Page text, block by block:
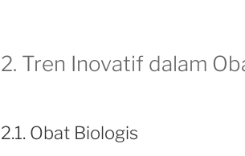
2. Tren Inovatif dalam
2.1. Obat Biologis